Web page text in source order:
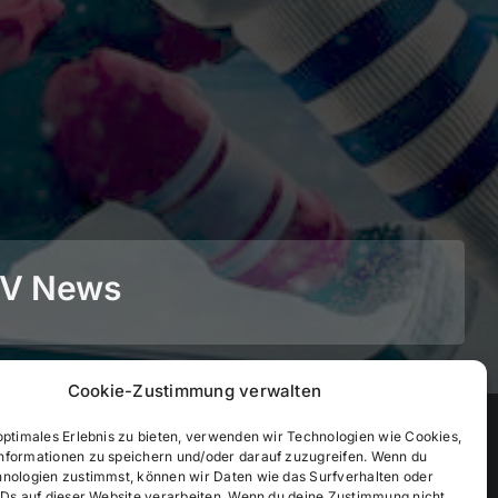
Cookie-Zustimmung verwalten
Erlebnis zu bieten, verwenden wir Technologien wie Cookies,
zu speichern und/oder darauf zuzugreifen. Wenn du
zustimmst, können wir Daten wie das Surfverhalten oder
News
© 2026 • BEV Bayerischer Eissportverband